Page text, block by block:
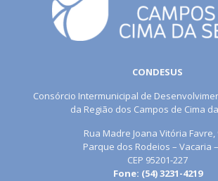
CONDESUS
Consórcio Intermunicipal de
da Região dos Campos de Cima
Rua Madre Joana Vitória Favre,
Parque dos Rodeios – Vacaria
CEP 95201-227
Fone: (54) 3231-4219